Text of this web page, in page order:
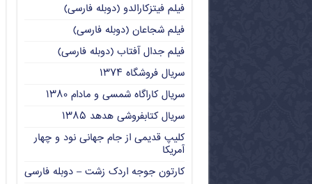
فیلم فیتزکارالدو (دوبله فارسی)
فیلم شجاعان (دوبله فارسی)
فیلم جدال آفتاب (دوبله فارسی)
سریال فروشگاه ۱۳۷۴
سریال کاراگاه شمسی و مادام ۱۳۸۰
سریال کتابفروشی هدهد ۱۳۸۵
کلیپ قدیمی از جام جهانی نود و چهار
آمریکا
کارتون جوجه اردک زشت – دوبله فارسی